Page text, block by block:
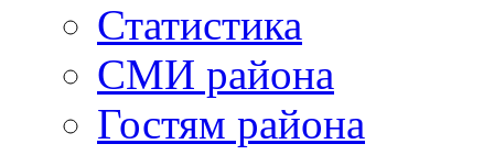
Статистика
СМИ района
Гостям района